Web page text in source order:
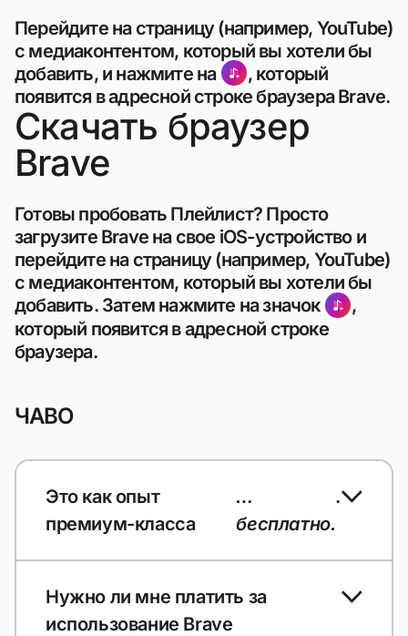
Перейдите на страницу (например, YouTube)
с медиаконтентом, который вы хотели бы
добавить, и нажмите на
, который
появится в адресной строке браузера Brave.
Скачать браузер
Brave
Готовы пробовать Плейлист? Просто
загрузите Brave на свое iOS-устройство и
перейдите на страницу (например, YouTube)
с медиаконтентом, который вы хотели бы
добавить. Затем нажмите на значок
,
который появится в адресной строке
браузера.
ЧАВО
Это как опыт
премиум-класса
…
бесплатно.
.
Нужно ли мне платить за
использование Brave